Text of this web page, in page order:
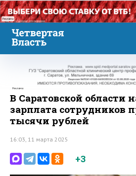
Реклама
Реклама
В Саратовской области
зарплата сотрудников
тысячи рублей
16:03, 11 марта 2025
+3